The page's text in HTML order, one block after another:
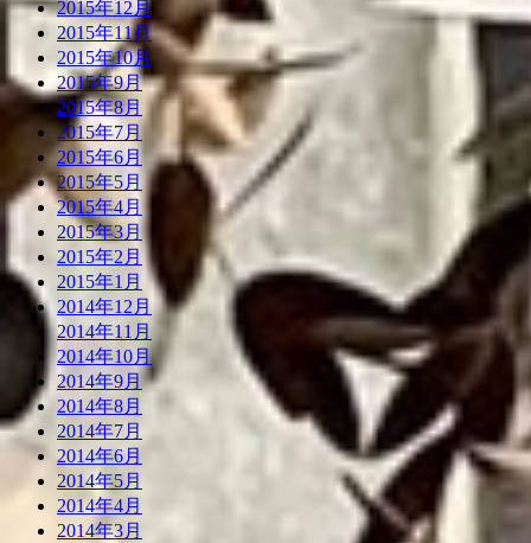
2015年12月
2015年11月
2015年10月
2015年9月
2015年8月
2015年7月
2015年6月
2015年5月
2015年4月
2015年3月
2015年2月
2015年1月
2014年12月
2014年11月
2014年10月
2014年9月
2014年8月
2014年7月
2014年6月
2014年5月
2014年4月
2014年3月